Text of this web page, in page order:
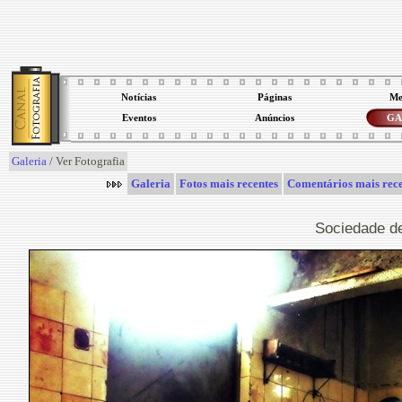
Notícias Páginas
Eventos Anúncios
Galeria / Ver Fotografia
Galeria
Fotos mais recentes Comentários mais
Sociedade